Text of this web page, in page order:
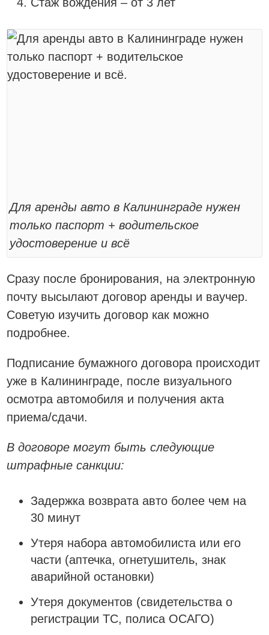
Стаж вождения – от 3 лет
Для аренды авто в Калининграде нужен
только паспорт + водительское
удостоверение и всё
Сразу после бронирования, на электронную
почту высылают договор аренды и ваучер.
Советую изучить договор как можно
подробнее.
Подписание бумажного договора происходит
уже в Калининграде, после визуального
осмотра автомобиля и получения акта
приема/сдачи.
В договоре могут быть следующие
штрафные санкции:
Задержка возврата авто более чем на
30 минут
Утеря набора автомобилиста или его
части (аптечка, огнетушитель, знак
аварийной остановки)
Утеря документов (свидетельства о
регистрации ТС, полиса ОСАГО)